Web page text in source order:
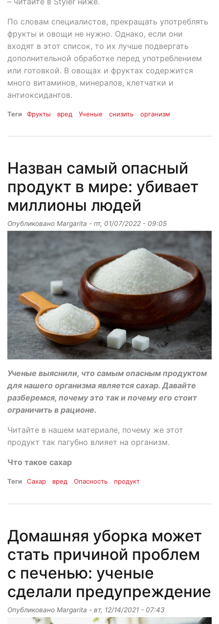
По словам специалистов, прекращать употреблять
фрукты и овощи не нужно. Однако, если они
входят в этот список, то их лучше подвергать
дополнительной обработке перед употреблением
или готовкой. В овощах и фруктах содержится
много витаминов, минералов, клетчатки и
антиоксидантов.
Теги Фрукты вред Ученые снизить организм
Назван самый опасный
продукт в мире: убивает
миллионы людей
Опубликовано Margarita - пт, 01/07/2022 - 09:05
Ученые выяснили, что самым опасным продуктом
для нашего организма является сахар. Давайте
разберемся, почему это так и почему его стоит
ограничить в рационе.
Читайте в нашем материале, почему же этот
продукт так пагубно влияет на организм.
Что такое сахар
Теги Сахар вред Опасность продукт
Домашняя уборка может
стать причиной проблем
с печенью: ученые
сделали предупреждение
Опубликовано Margarita - вт, 12/14/2021 - 07:43